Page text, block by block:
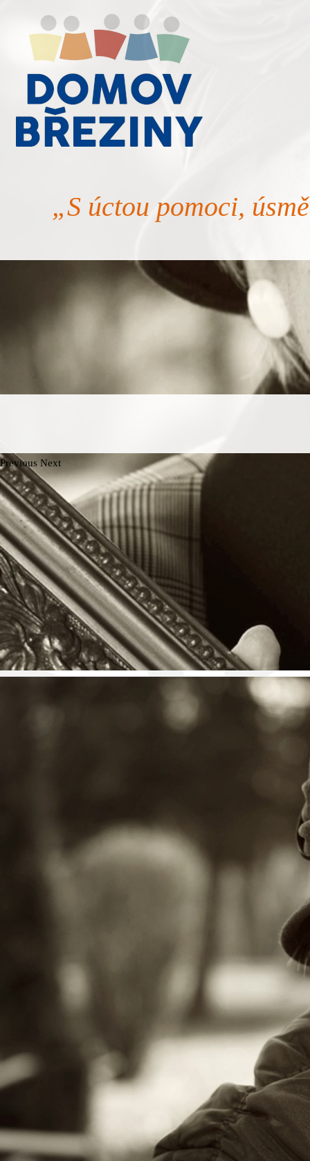
„S úctou pomoci,
Previous Next